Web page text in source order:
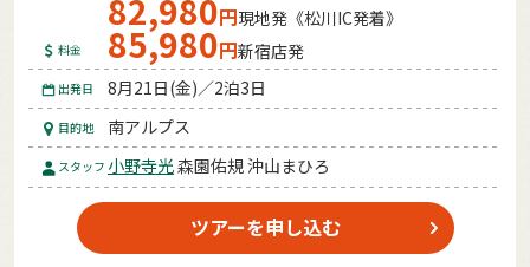
料金
82,980円現地発《松川IC発着》
85,980円新宿店発
出発日 8月21日(金)／2泊3日
目的地 南アルプス
スタッフ 小野寺光森園佑規 沖山まひろ
ツアーを申し込む